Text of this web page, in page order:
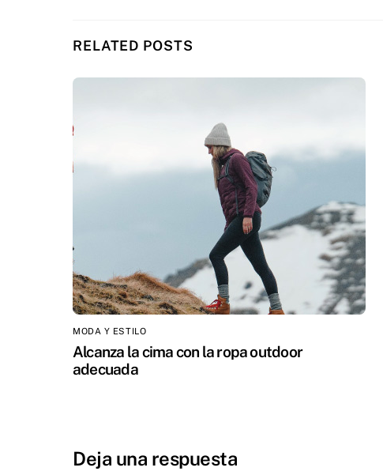
RELATED POSTS
MODA Y ESTILO
Alcanza la cima con la ropa outdoor
adecuada
Deja una respuesta